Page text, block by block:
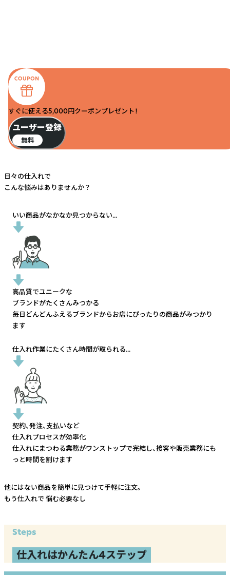
すぐに使える5,000円クーポンプレゼント！
ユーザー登録
無料
日々の仕入れで
こんな悩みはありませんか？
いい商品がなかなか見つからない...
高品質でユニークな
ブランドがたくさんみつかる
毎日どんどんふえるブランドからお店にぴったりの商品がみつかり
ます
仕入れ作業にたくさん時間が取られる...
契約、発注、支払いなど
仕入れプロセスが効率化
仕入れにまつわる業務がワンストップで完結し、接客や販売業務にも
っと時間を割けます
他にはない商品を簡単に見つけて手軽に注文。
もう仕入れで 悩む必要なし
Steps
仕入れはかんたん4ステップ